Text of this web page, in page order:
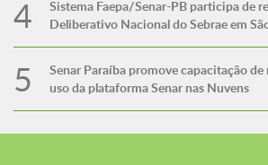
Sistema Faepa/Senar-PB participa de
Deliberativo Nacional do Sebrae em
Senar Paraíba promove capacitação
uso da plataforma Senar nas Nuvens